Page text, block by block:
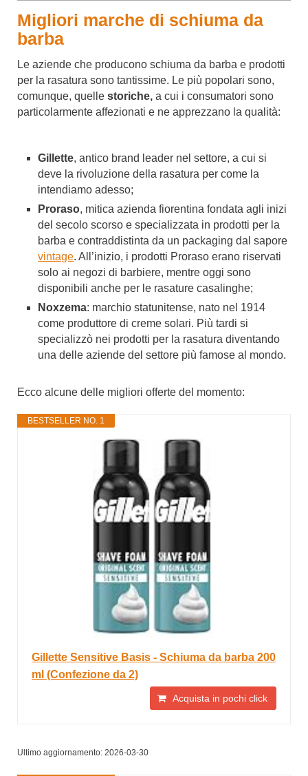
Migliori marche di schiuma da
barba
Le aziende che producono schiuma da barba e prodotti
per la rasatura sono tantissime. Le più popolari sono,
comunque, quelle storiche, a cui i consumatori sono
particolarmente affezionati e ne apprezzano la qualità:
Gillette, antico brand leader nel settore, a cui si
deve la rivoluzione della rasatura per come la
intendiamo adesso;
Proraso, mitica azienda fiorentina fondata agli inizi
del secolo scorso e specializzata in prodotti per la
barba e contraddistinta da un packaging dal sapore
vintage. All’inizio, i prodotti Proraso erano riservati
solo ai negozi di barbiere, mentre oggi sono
disponibili anche per le rasature casalinghe;
Noxzema: marchio statunitense, nato nel 1914
come produttore di creme solari. Più tardi si
specializzò nei prodotti per la rasatura diventando
una delle aziende del settore più famose al mondo.
Ecco alcune delle migliori offerte del momento:
BESTSELLER NO. 1
Gillette Sensitive Basis - Schiuma da barba 200
ml (Confezione da 2)
Acquista in pochi click
Ultimo aggiornamento: 2026-03-30